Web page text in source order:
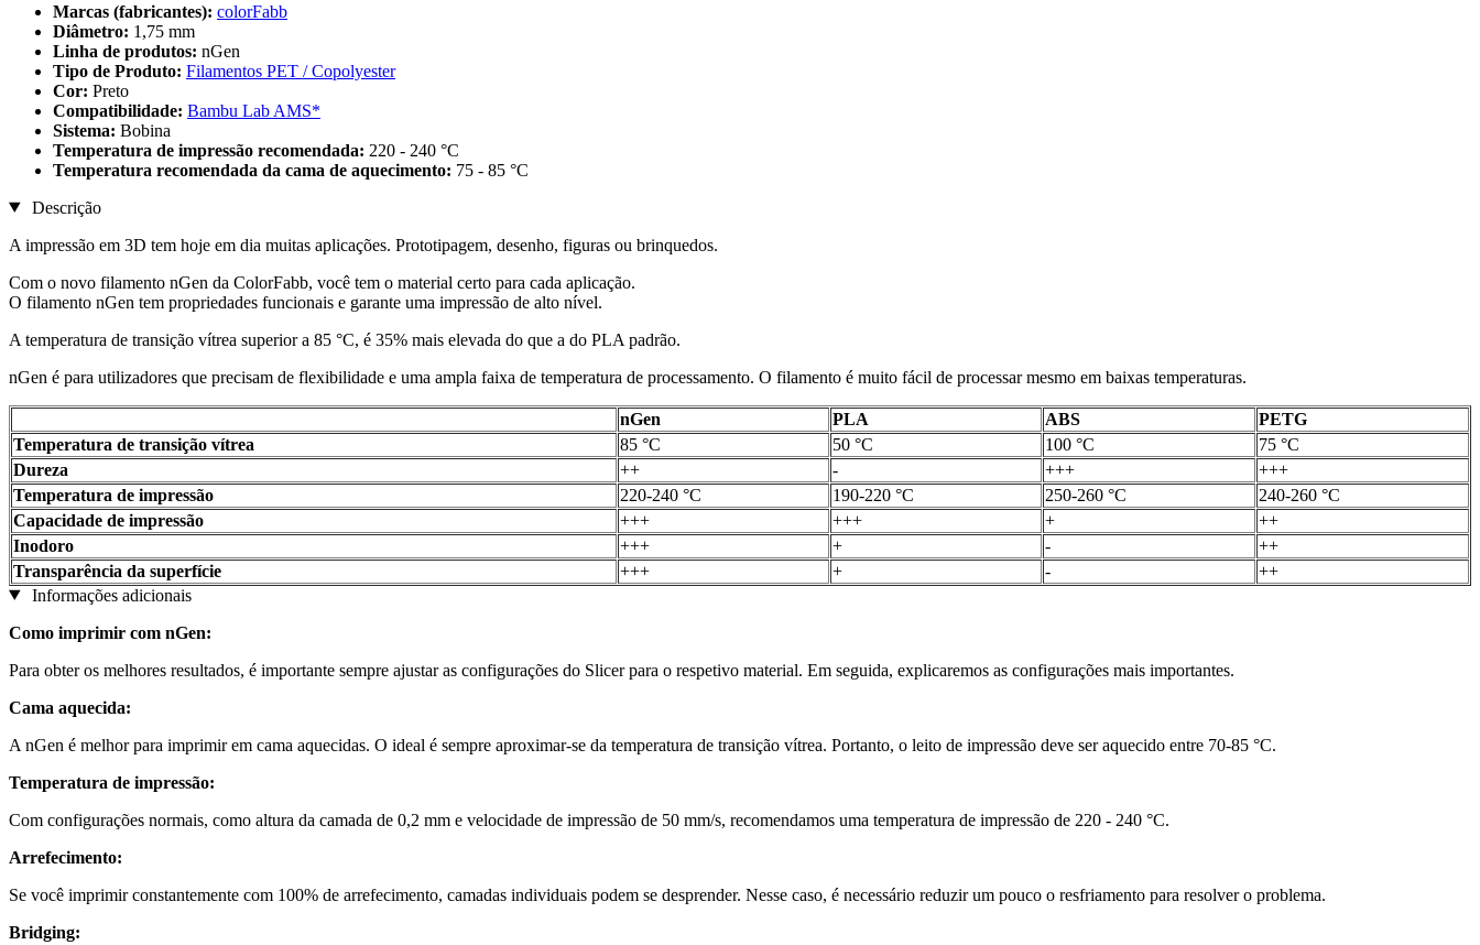
Marcas (fabricantes): colorFabb
Diâmetro: 1,75 mm
Linha de produtos: nGen
Tipo de Produto: Filamentos PET / Copolyester
Cor: Preto
Compatibilidade: Bambu Lab AMS*
Sistema: Bobina
Temperatura de impressão recomendada: 220 - 240 °C
Temperatura recomendada da cama de aquecimento: 75 - 85 °C
Descrição
A impressão em 3D tem hoje em dia muitas aplicações. Prototipagem, desenho, figuras ou brinquedos.
Com o novo filamento nGen da ColorFabb, você tem o material certo para cada aplicação.
O filamento nGen tem propriedades funcionais e garante uma impressão de alto nível.
A temperatura de transição vítrea superior a 85 °C, é 35% mais elevada do que a do PLA padrão.
nGen é para utilizadores que precisam de flexibilidade e uma ampla faixa de temperatura de processamento. O filamento é muito fácil de processar mesmo em baixas temperaturas.
nGen PLA ABS
PETG
Temperatura de transição vítrea
85 °C 50 °C 100 °C
75 °C
Dureza
++ - +++
+++
Temperatura de impressão
220-240 °C 190-220 °C 250-260 °C
240-260 °C
Capacidade de impressão
+++ +++ +
++
Inodoro
+++ + -
++
Transparência da superfície
+++ + -
++
Informações adicionais
Como imprimir com nGen:
Para obter os melhores resultados, é importante sempre ajustar as configurações do Slicer para o respetivo material. Em seguida, explicaremos as configurações mais importantes.
Cama aquecida:
A nGen é melhor para imprimir em cama aquecidas. O ideal é sempre aproximar-se da temperatura de transição vítrea. Portanto, o leito de impressão deve ser aquecido entre 70-85 °C.
Temperatura de impressão:
Com configurações normais, como altura da camada de 0,2 mm e velocidade de impressão de 50 mm/s, recomendamos uma temperatura de impressão de 220 - 240 °C.
Arrefecimento:
Se você imprimir constantemente com 100% de arrefecimento, camadas individuais podem se desprender. Nesse caso, é necessário reduzir um pouco o resfriamento para resolver o problema.
Bridging: